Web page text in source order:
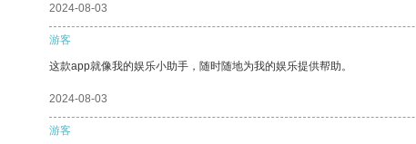
2024-08-03
游客
这款app就像我的娱乐小助手，随时随地为我的娱乐提供帮助。
2024-08-03
游客